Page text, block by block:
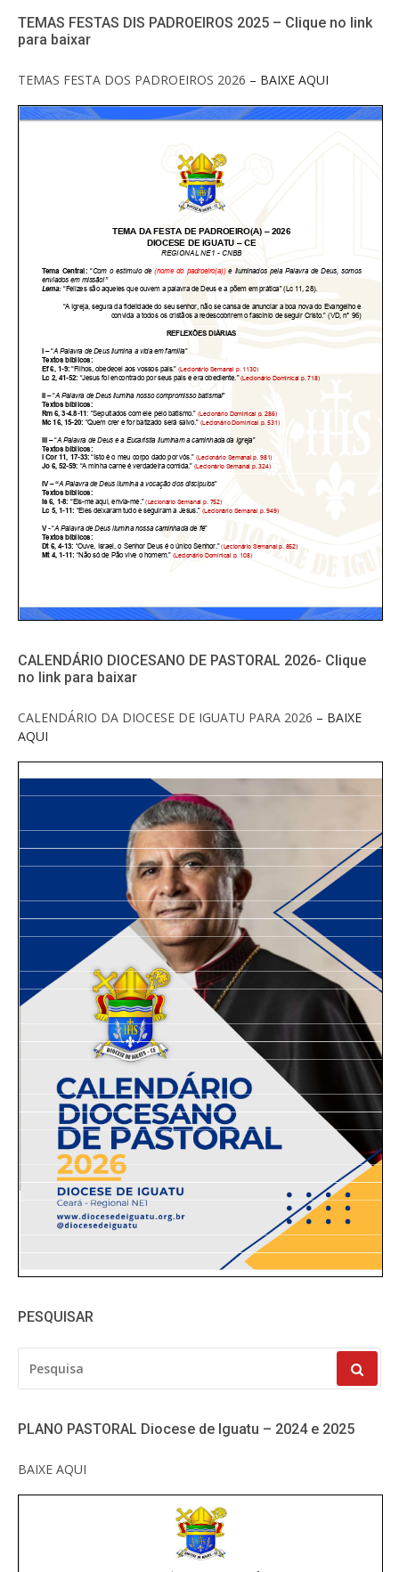
TEMAS FESTAS DIS PADROEIROS 2025 – Clique no link
para baixar
TEMAS FESTA DOS PADROEIROS 2026 – BAIXE AQUI
CALENDÁRIO DIOCESANO DE PASTORAL 2026- Clique
no link para baixar
CALENDÁRIO DA DIOCESE DE IGUATU PARA 2026 – BAIXE
AQUI
PESQUISAR
POR:
PLANO PASTORAL Diocese de Iguatu – 2024 e 2025
BAIXE AQUI